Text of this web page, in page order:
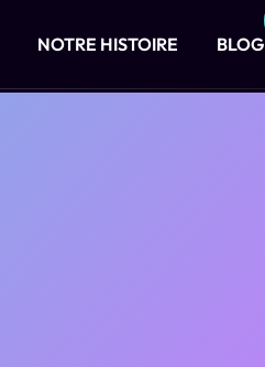
NOTRE HISTOIRE BLOG